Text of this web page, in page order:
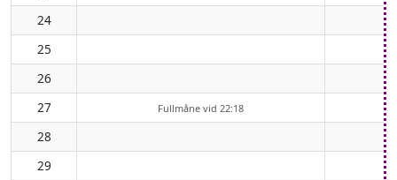
24
25
26
27
Fullmåne vid 22:18
28
29